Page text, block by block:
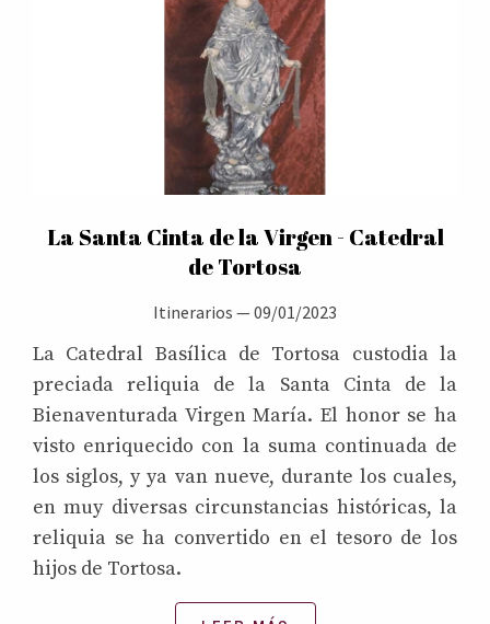
La Santa Cinta de la Virgen - Catedral
de Tortosa
Itinerarios —09/01/2023
La Catedral Basílica de Tortosa custodia la
preciada reliquia de la Santa Cinta de la
Bienaventurada Virgen María. El honor se ha
visto enriquecido con la suma continuada de
los siglos, y ya van nueve, durante los cuales,
en muy diversas circunstancias históricas, la
reliquia se ha convertido en el tesoro de los
hijos de Tortosa.